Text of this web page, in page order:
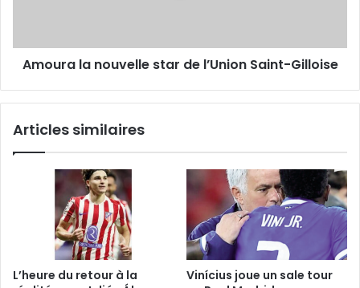
Amoura la nouvelle star de l’Union Saint-Gilloise
Articles similaires
L’heure du retour à la
Vinícius joue un sale tour